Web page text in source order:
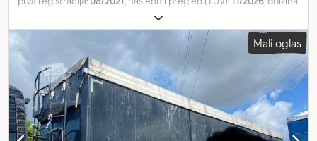
, širina tovornega prostora:
mm, višina nakladalnega prostora:2.730 mm, prostornina
tovornega prostora:
92 m³ , skupna širina: 2.550 mm
, skupna višina:
4.000 mm , Oprema: ABS, STAS Biostar Schubboden +/- 92 cbm,
'Cargo-Floor' pod sa 21 dasaka, debljine 6 mm, potpuno pražnjenje
(pomjerivi prednji zid), funkcija izvlačenja i uvlačenja, daljinski
upravljač za pod, dvokrilna vrata sa štapnim zatvaračem pozadi,
pristupna stepenica i platforma napred na nadgradnji, klizna
cerada, servisna vrata u prednjem zidu, preklopni nosači iznad
Mali oglas